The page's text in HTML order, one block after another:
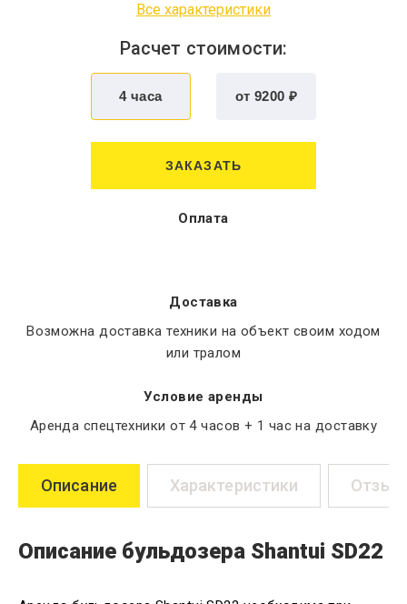
Все характеристики
Расчет стоимости:
ЗАКАЗАТЬ
Оплата
Доставка
Возможна доставка техники на объект своим ходом
или тралом
Условие аренды
Аренда спецтехники от 4 часов + 1 час на доставку
Описание Характеристики
Описание бульдозера Shantui SD22